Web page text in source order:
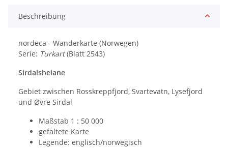
Beschreibung
nordeca - Wanderkarte (Norwegen)
Serie: Turkart(Blatt 2543)
Sirdalsheiane
Gebiet zwischen Rosskreppfjord, Svartevatn, Lysefjord
und Øvre Sirdal
Maßstab 1 : 50 000
gefaltete Karte
Legende: englisch/norwegisch